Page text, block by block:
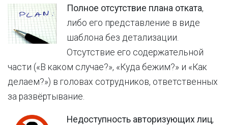
Полное отсутствие плана отката,
либо его представление в виде
шаблона без детализации.
Отсутствие его содержательной
части («В каком случае?», «Куда бежим?» и «Как
делаем?») в головах сотрудников, ответственных
за развёртывание.
Недоступность авторизующих лиц,